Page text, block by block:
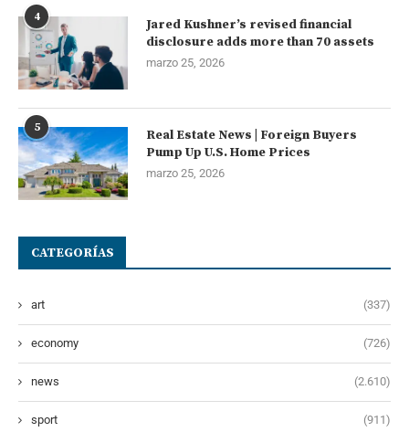
4
Jared Kushner’s revised financial
disclosure adds more than 70 assets
marzo 25, 2026
5
Real Estate News | Foreign Buyers
Pump Up U.S. Home Prices
marzo 25, 2026
CATEGORÍAS
art (337)
economy (726)
news (2.610)
sport (911)